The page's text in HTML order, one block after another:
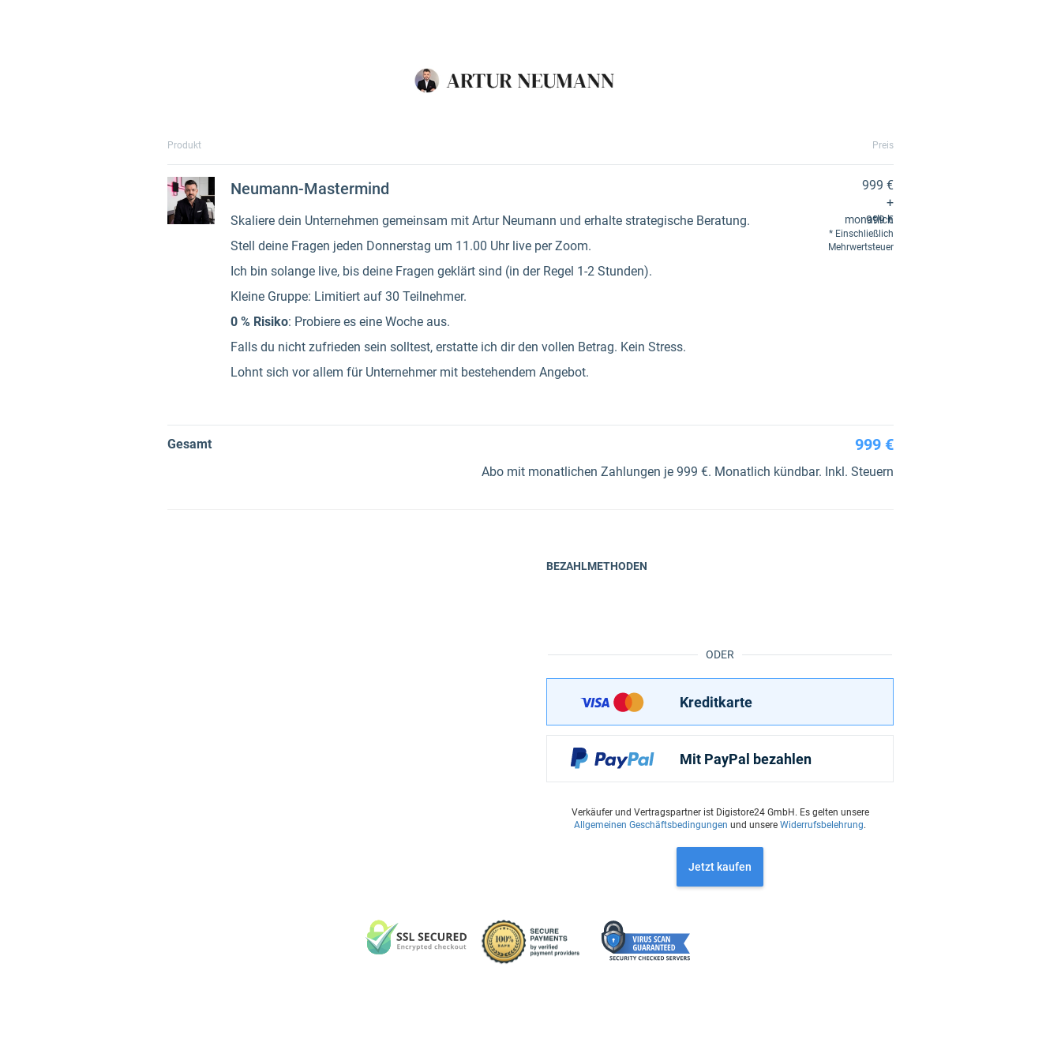
Produkt Preis
Neumann-Mastermind
Skaliere dein Unternehmen gemeinsam mit Artur Neumann und erhalte strategische Beratung.
Stell deine Fragen jeden Donnerstag um 11.00 Uhr live per Zoom.
Ich bin solange live, bis deine Fragen geklärt sind (in der Regel 1-2 Stunden).
Kleine Gruppe: Limitiert auf 30 Teilnehmer.
0 % Risiko: Probiere es eine Woche aus.
Falls du nicht zufrieden sein solltest, erstatte ich dir den vollen Betrag. Kein Stress.
Lohnt sich vor allem für Unternehmer mit bestehendem Angebot.
999 €
+
999 €
monatlich
Einschließlich
Mehrwertsteuer
Gesamt 999 €
Abo mit monatlichen Zahlungen je 999 €. Monatlich kündbar. Inkl. Steuern
ODER
BEZAHLMETHODEN
Kreditkarte
Mit PayPal bezahlen
Verkäufer und Vertragspartner ist Digistore24 GmbH. Es gelten unsere
Allgemeinen Geschäftsbedingungen und unsere Widerrufsbelehrung.
Jetzt kaufen